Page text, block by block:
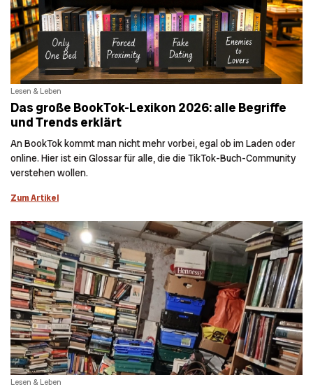
Lesen & Leben
Das große BookTok-Lexikon 2026: alle Begriffe
und Trends erklärt
An BookTok kommt man nicht mehr vorbei, egal ob im Laden oder
online. Hier ist ein Glossar für alle, die die TikTok-Buch-Community
verstehen wollen.
Zum Artikel
Lesen & Leben